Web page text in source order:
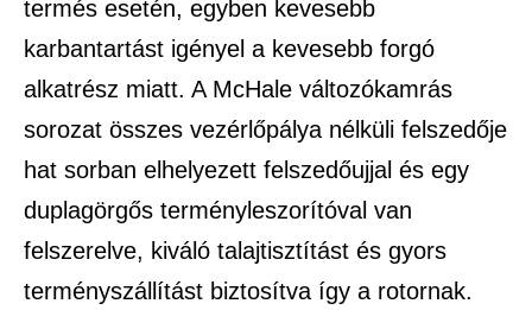
termés esetén, egyben kevesebb
karbantartást igényel a kevesebb forgó
alkatrész miatt. A McHale változókamrás
sorozat összes vezérlőpálya nélküli felszedője
hat sorban elhelyezett felszedőujjal és egy
duplagörgős terményleszorítóval van
felszerelve, kiváló talajtisztítást és gyors
terményszállítást biztosítva így a rotornak.